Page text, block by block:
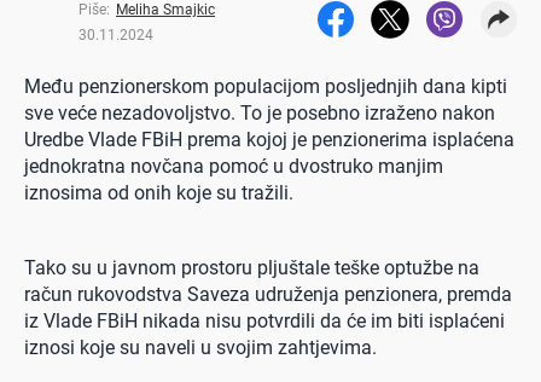
Piše: Meliha Smajkic
30.11.2024
Među penzionerskom populacijom posljednjih dana kipti
sve veće nezadovoljstvo. To je posebno izraženo nakon
Uredbe Vlade FBiH prema kojoj je penzionerima isplaćena
jednokratna novčana pomoć u dvostruko manjim
iznosima od onih koje su tražili.
Tako su u javnom prostoru pljuštale teške optužbe na
račun rukovodstva Saveza udruženja penzionera, premda
iz Vlade FBiH nikada nisu potvrdili da će im biti isplaćeni
iznosi koje su naveli u svojim zahtjevima.